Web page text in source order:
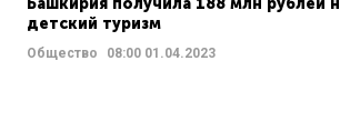
Башкирия получила 188 млн рублей
детский туризм
Общество 08:00 01.04.2023